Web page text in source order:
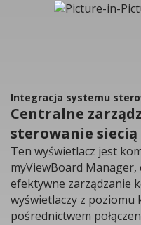
Integracja systemu
Centralne
sterowanie siecią
Ten wyświetlacz jest
myViewBoard Manager,
efektywne zarządzanie
wyświetlaczy z poziomu
pośrednictwem